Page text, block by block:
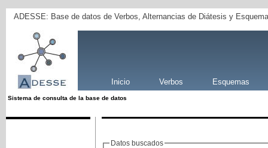
ADESSE: Base de datos de Verbos, Alternancias de Diátesis y
Inicio Verbos Esquemas
Sistema de consulta de la base de datos
Datos buscados